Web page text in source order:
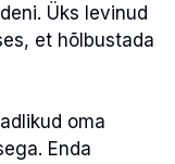
Üks levinud
et hõlbustada
oma
Enda